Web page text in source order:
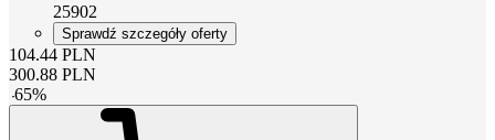
25902
Sprawdź szczegóły oferty
104.44 PLN
300.88 PLN
-65%